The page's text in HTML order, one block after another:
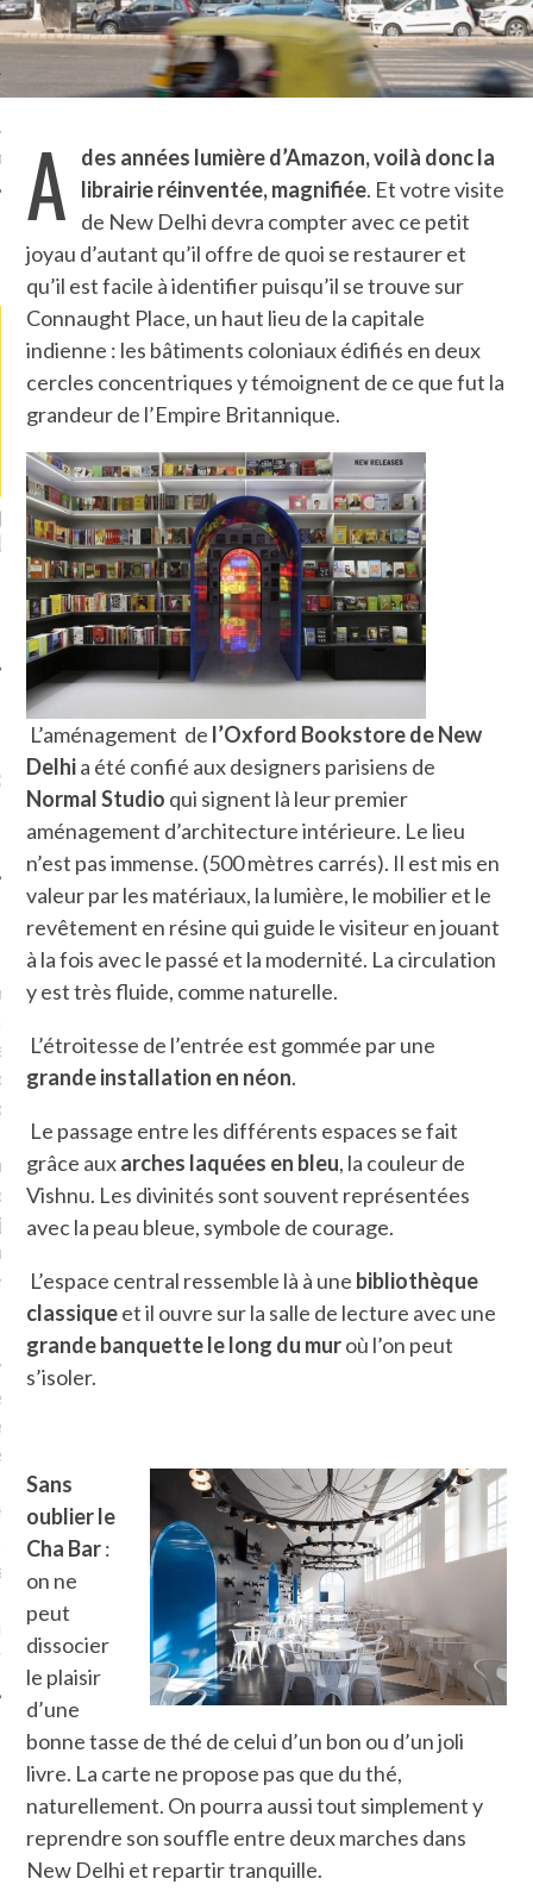
ARCACHON
LA PHOTO
ATTACHÉS À LA
DE L’AMBASSADE
À PARIS. POURQUOI
? POUR QUI ?
UN GRONDIN FOURRÉ AUX
CHAMPIGNONS ET AUX
LARDONS DANS LA HALLE
DE DAX. ET POURQUOI PAS
?
MES DERNIERS
SUR FACEBOOK
QUI MARCHE
journaliste à France
conquis mais en
Je ne suis pas une
je le garde pour ce
je sens, j’entends, je
goûte et ceux que je
! Marcheuse des villes,
des ruines et des
qui Marche
ou pas. Mais
pas d’interdit. Vélo,
bateau…
incite à un autre regard
curiosité. C’est un
surla-femme-qui-
MOI SUR
TWITTER
A
des années lumière d’Amazon, voilà donc la
librairie réinventée, magnifiée. Et votre visite
de New Delhi devra compter avec ce petit
joyau d’autant qu’il offre de quoi se restaurer et
qu’il est facile à identifier puisqu’il se trouve sur
Connaught Place, un haut lieu de la capitale
indienne : les bâtiments coloniaux édifiés en deux
cercles concentriques y témoignent de ce que fut la
grandeur de l’Empire Britannique.
L’aménagement de l’Oxford Bookstore de New
Delhia été confié aux designers parisiens de
Normal Studio qui signent là leur premier
aménagement d’architecture intérieure. Le lieu
n’est pas immense. (500 mètres carrés). Il est mis en
valeur par les matériaux, la lumière, le mobilier et le
revêtement en résine qui guide le visiteur en jouant
à la fois avec le passé et la modernité. La circulation
y est très fluide, comme naturelle.
L’étroitesse de l’entrée est gommée par une
grande installation en néon.
Le passage entre les différents espaces se fait
grâce auxarches laquées en bleu, la couleur de
Vishnu. Les divinités sont souvent représentées
avec la peau bleue, symbole de courage.
L’espace central ressemble là à une bibliothèque
classiqueet il ouvre sur la salle de lecture avec une
grande banquette le long du muroù l’on peut
s’isoler.
Sans
oublier le
Cha Bar:
on ne
peut
dissocier
le plaisir
d’une
bonne tasse de thé de celui d’un bon ou d’un joli
livre. La carte ne propose pas que du thé,
naturellement. On pourra aussi tout simplement y
reprendre son souffle entre deux marches dans
New Delhi et repartir tranquille.